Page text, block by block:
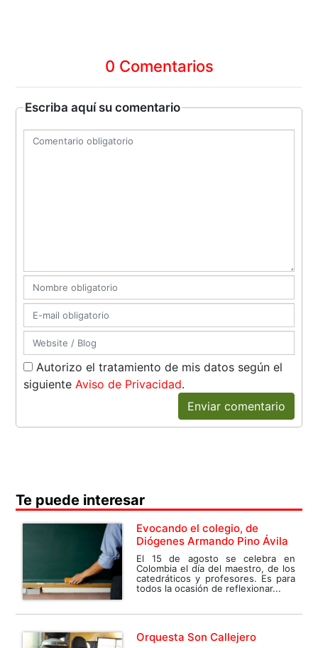
0 Comentarios
Escriba aquí su comentario
Autorizo el tratamiento de mis datos según el
siguienteAviso de Privacidad.
Enviar comentario
Te puede interesar
Evocando el colegio, de
Diógenes Armando Pino Ávila
El 15 de agosto se celebra en
Colombia el día del maestro, de los
catedráticos y profesores. Es para
todos la ocasión de reflexionar...
Orquesta Son Callejero